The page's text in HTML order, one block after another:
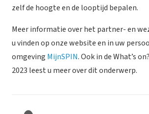
zelf de hoogte en de looptijd bepalen.
Meer informatie over het partner- en
u vinden op onze website en in uw
omgeving MijnSPIN. Ook in de What’s
2023 leest u meer over dit onderwerp.